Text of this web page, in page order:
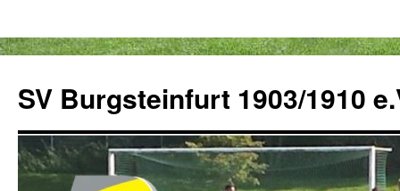
springen
SV Burgsteinfurt 1903/1910